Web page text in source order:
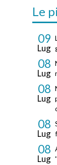
Le
09
Lug
08
Lug
08
Lug
08
Lug
08
Lug